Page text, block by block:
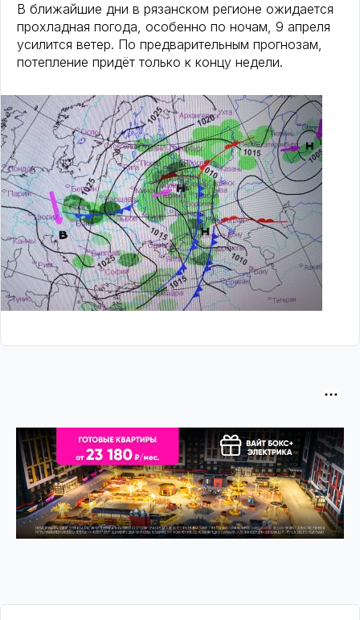
В ближайшие дни в рязанском регионе ожидается
прохладная погода, особенно по ночам, 9 апреля
усилится ветер. По предварительным прогнозам,
потепление придёт только к концу недели.